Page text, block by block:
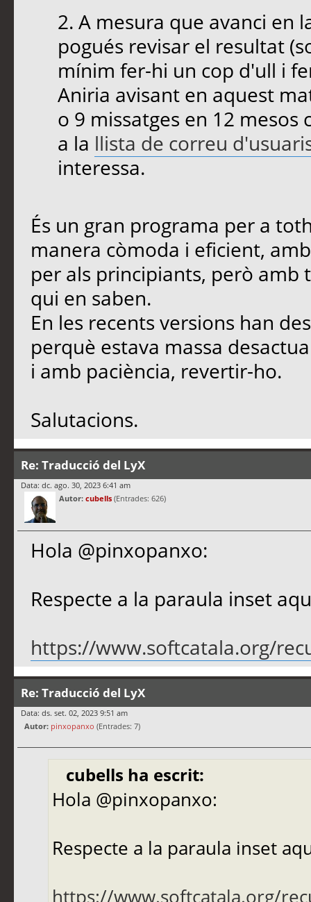
2. A mesura que avanci en
pogués revisar el resultat
mínim fer-hi un cop d'ull i
Aniria avisant en aquest
o 9 missatges en 12
a la llista de correu
interessa.
És un gran programa per a
manera còmoda i eficient,
per als principiants, però amb
qui en saben.
En les recents versions han
perquè estava massa
i amb paciència, revertir-ho.
Salutacions.
Re: Traducció del LyX
Data: dc. ago. 30, 2023 6:41 am
Autor: cubells (Entrades: 626)
Hola @pinxopanxo:
Respecte a la paraula inset
https://www.softcatala.org/
Re: Traducció del LyX
Data: ds. set. 02, 2023 9:51 am
Autor: pinxopanxo (Entrades: 7)
cubells ha escrit:
Hola @pinxopanxo:
Respecte a la paraula inset
https://www.softcatala.org/